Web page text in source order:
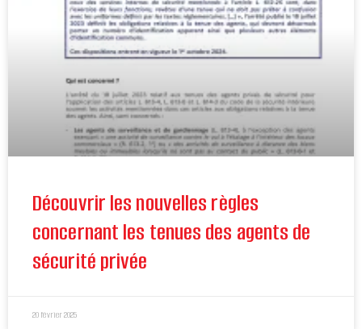
Découvrir les nouvelles règles
concernant les tenues des agents de
sécurité privée
20 février 2025